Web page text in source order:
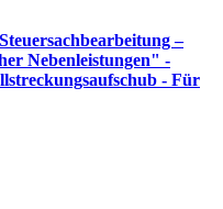
–
Nebenleistungen" -
- Für